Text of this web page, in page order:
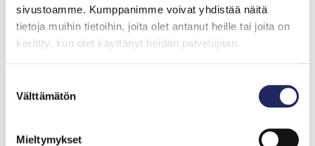
sivustoamme. Kumppanimme voivat yhdistää näitä
tietoja muihin tietoihin, joita olet antanut heille tai joita on
kerätty, kun olet käyttänyt heidän palvelujaan.
valinta
Välttämätön
Mieltymykset
Tiimille tehdyt